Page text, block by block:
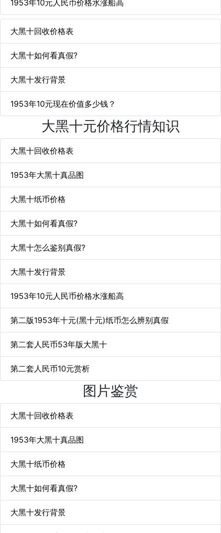
1953年10元人民币价格水涨船高
大黑十回收价格表
大黑十如何看真假?
大黑十发行背景
1953年10元现在价值多少钱？
大黑十元价格行情知识
大黑十回收价格表
1953年大黑十真品图
大黑十纸币价格
大黑十如何看真假?
大黑十怎么鉴别真假?
大黑十发行背景
1953年10元人民币价格水涨船高
第二版1953年十元(黑十元)纸币怎么辨别真假
第二套人民币53年版大黑十
第二套人民币10元赏析
图片鉴赏
大黑十回收价格表
1953年大黑十真品图
大黑十纸币价格
大黑十如何看真假?
大黑十发行背景